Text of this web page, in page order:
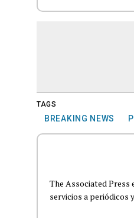
TAGS
BREAKING NEWS
The Associated Press
servicios a periódicos